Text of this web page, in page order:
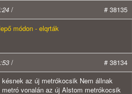
/
# 38135
módon - elqrták
/
# 38134
késnek az új metrókocsik Nem állnak
metró vonalán az új Alstom metrókocsik